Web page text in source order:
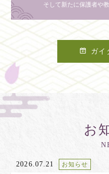
そして新たに保護者や
ガイ
お
2026.07.21 お知らせ